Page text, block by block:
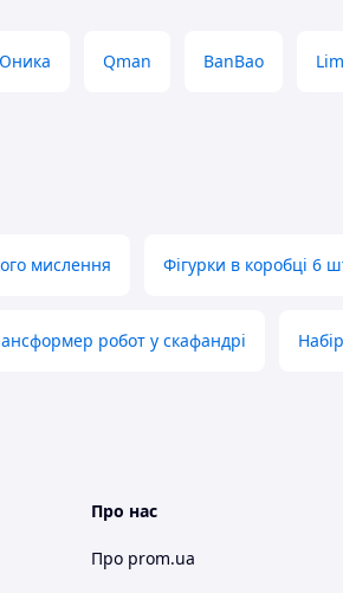
Qman BanBao
мислення Фігурки в коробці 6
робот у скафандрі
Про нас
Про prom.ua